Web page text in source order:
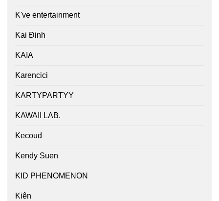
K've entertainment
Kai Đinh
KAIA
Karencici
KARTYPARTYY
KAWAII LAB.
Kecoud
Kendy Suen
KID PHENOMENON
Kiên